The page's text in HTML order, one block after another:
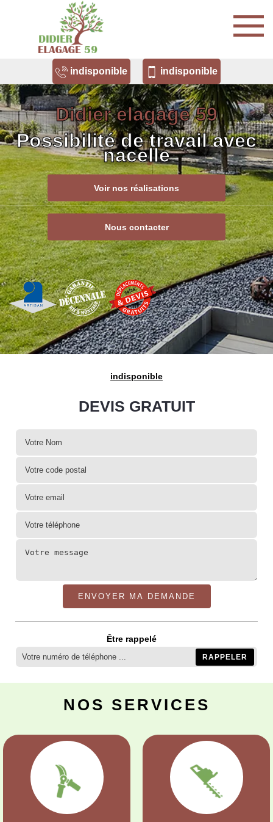
indisponible indisponible
Didier elagage 59
Possibilité de travail avec
nacelle
Voir nos réalisations
Nous contacter
indisponible
DEVIS GRATUIT
Être rappelé
NOS SERVICES